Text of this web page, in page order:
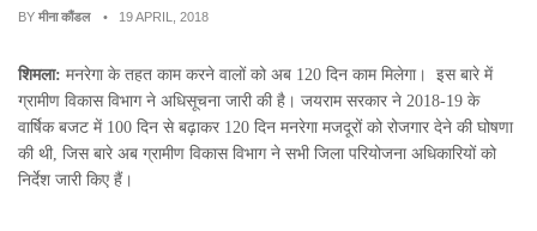
BY मीना कौंडल • 19 APRIL, 2018
शिमला: मनरेगा के तहत काम करने वालों को अब 120 दिन काम मिलेगा। इस बारे में
ग्रामीण विकास विभाग ने अधिसूचना जारी की है। जयराम सरकार ने 2018-19 के
वार्षिक बजट में 100 दिन से बढ़ाकर 120 दिन मनरेगा मजदूरों को रोजगार देने की घोषणा
की थी, जिस बारे अब ग्रामीण विकास विभाग ने सभी जिला परियोजना अधिकारियों को
निर्देश जारी किए हैं।